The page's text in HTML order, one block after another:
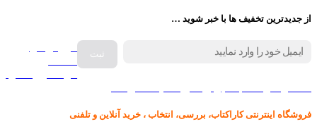
از جدیدترین تخفیف ها با خبر شوید …
فروش انواع
فروشگاه اینترنتی کاراکتاب، بررسی، انتخاب ، خرید آنلاین و تلفنی